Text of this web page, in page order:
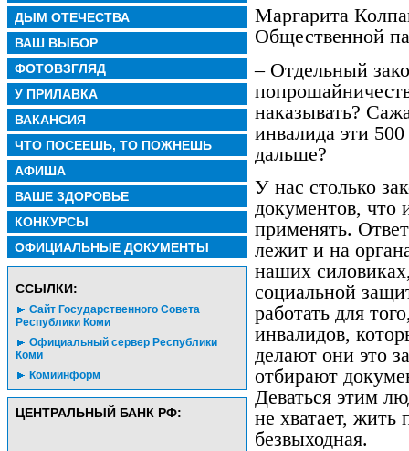
ДЫМ ОТЕЧЕСТВА
ВАШ ВЫБОР
ФОТОВЗГЛЯД
У ПРИЛАВКА
ВАКАНСИЯ
ЧТО ПОСЕЕШЬ, ТО ПОЖНЕШЬ
АФИША
ВАШЕ ЗДОРОВЬЕ
КОНКУРСЫ
ОФИЦИАЛЬНЫЕ ДОКУМЕНТЫ
CСЫЛКИ:
Сайт Государственного Совета
Республики Коми
Официальный сервер Республики
Коми
Комиинформ
ЦЕНТРАЛЬНЫЙ БАНК РФ:
Маргарита
Общественной
– Отдельный
наказывать?
инвалида эти
дальше?
У нас столько
документов, что
применять.
лежит и на
наших
социальной
работать для
инвалидов,
делают они это
отбирают
Деваться этим
не хватает, жить
безвыходная.